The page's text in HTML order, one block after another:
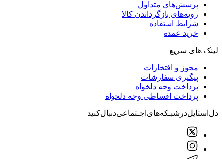
پرسش‌های متداول
رویه‌های بازگرداندن کالا
شرایط استفاده
خرید عمده
لینک های سریع
مجوز و افتخارات
پیگیری سفارشات
پرداخت وجه دلخواه
پرداخت اقساطی وجه دلخواه
دل‌استایل‌در‌‌شبـکه‌های‌اجـتماعی‌دنبال‌کنید